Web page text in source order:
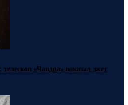
«Чандра» показал джет